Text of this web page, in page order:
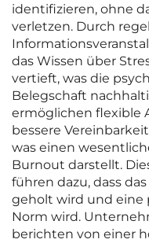
identifizieren, ohne
verletzen. Durch
das Wissen über
vertieft, was die
Belegschaft
ermöglichen flexible
bessere
was einen
Burnout darstellt.
führen dazu, dass
geholt wird und eine
Norm wird.
berichten von einer